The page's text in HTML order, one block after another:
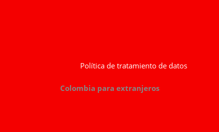
Política de tratamiento de datos
Colombia para extranjeros